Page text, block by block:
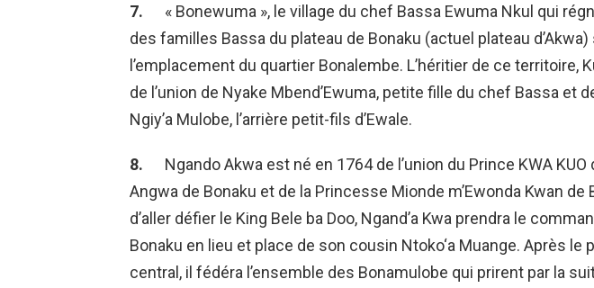
7. « Bonewuma », le village du chef Bassa Ewuma Nkul qui
des familles Bassa du plateau de Bonaku (actuel plateau
l’emplacement du quartier Bonalembe. L’héritier de ce territoire,
de l’union de Nyake Mbend’Ewuma, petite fille du chef Bassa et
Ngiy’a Mulobe, l’arrière petit-fils d’Ewale.
8. Ngando Akwa est né en 1764 de l’union du Prince KWA KUO
Angwa de Bonaku et de la Princesse Mionde m’Ewonda Kwan de
d’aller défier le King Bele ba Doo, Ngand’a Kwa prendra le
Bonaku en lieu et place de son cousin Ntoko‘a Muange. Après le
central, il fédéra l’ensemble des Bonamulobe qui prirent par la